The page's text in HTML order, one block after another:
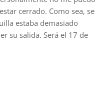
cerrado. Como sea, se
estaba demasiado
su salida. Será el 17 de